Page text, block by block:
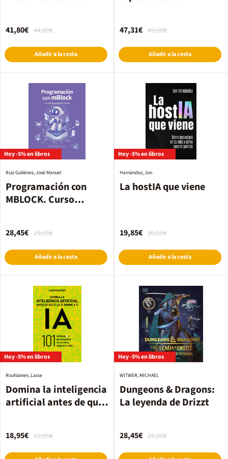
44,00€
41,80€
Añadir a la cesta
49,80€
47,31€
Añadir a la cesta
Hoy -5% en libros
Programación con
MBLOCK. Curso
Ruiz Gutiérrez, José Manuel
29,95€
28,45€
Añadir a la cesta
Hoy -5% en libros
La hostIA que viene
Hernández, Jon
20,90€
19,85€
Añadir a la cesta
Hoy -5% en libros
Domina la inteligencia
artificial antes de que
Rouhiainen, Lasse
19,95€
18,95€
Hoy -5% en libros
Dungeons & Dragons:
La leyenda de Drizzt
WITWER, MICHAEL
29,95€
28,45€